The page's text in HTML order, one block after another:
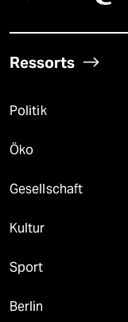
Ressorts
Politik
Öko
Gesellschaft
Kultur
Sport
Berlin